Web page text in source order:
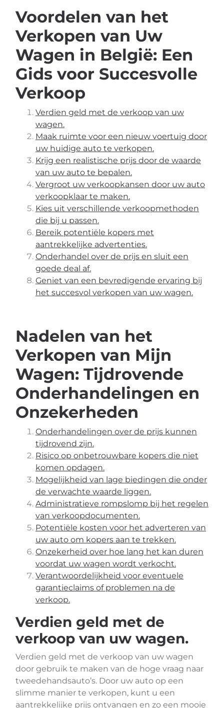
Voordelen van het
Verkopen van Uw
Wagen in België: Een
Gids voor Succesvolle
Verkoop
Verdien geld met de verkoop van uw
wagen.
Maak ruimte voor een nieuw voertuig door
uw huidige auto te verkopen.
Krijg een realistische prijs door de waarde
van uw auto te bepalen.
Vergroot uw verkoopkansen door uw auto
verkoopklaar te maken.
Kies uit verschillende verkoopmethoden
die bij u passen.
Bereik potentiële kopers met
aantrekkelijke advertenties.
Onderhandel over de prijs en sluit een
goede deal af.
Geniet van een bevredigende ervaring bij
het succesvol verkopen van uw wagen.
Nadelen van het
Verkopen van Mijn
Wagen: Tijdrovende
Onderhandelingen en
Onzekerheden
Onderhandelingen over de prijs kunnen
tijdrovend zijn.
Risico op onbetrouwbare kopers die niet
komen opdagen.
Mogelijkheid van lage biedingen die onder
de verwachte waarde liggen.
Administratieve rompslomp bij het regelen
van verkoopdocumenten.
Potentiële kosten voor het adverteren van
uw auto om kopers aan te trekken.
Onzekerheid over hoe lang het kan duren
voordat uw wagen wordt verkocht.
Verantwoordelijkheid voor eventuele
garantieclaims of problemen na de
verkoop.
Verdien geld met de
verkoop van uw wagen.
Verdien geld met de verkoop van uw wagen
door gebruik te maken van de hoge vraag naar
tweedehandsauto’s. Door uw auto op een
slimme manier te verkopen, kunt u een
aantrekkelijke prijs ontvangen en zo een mooie